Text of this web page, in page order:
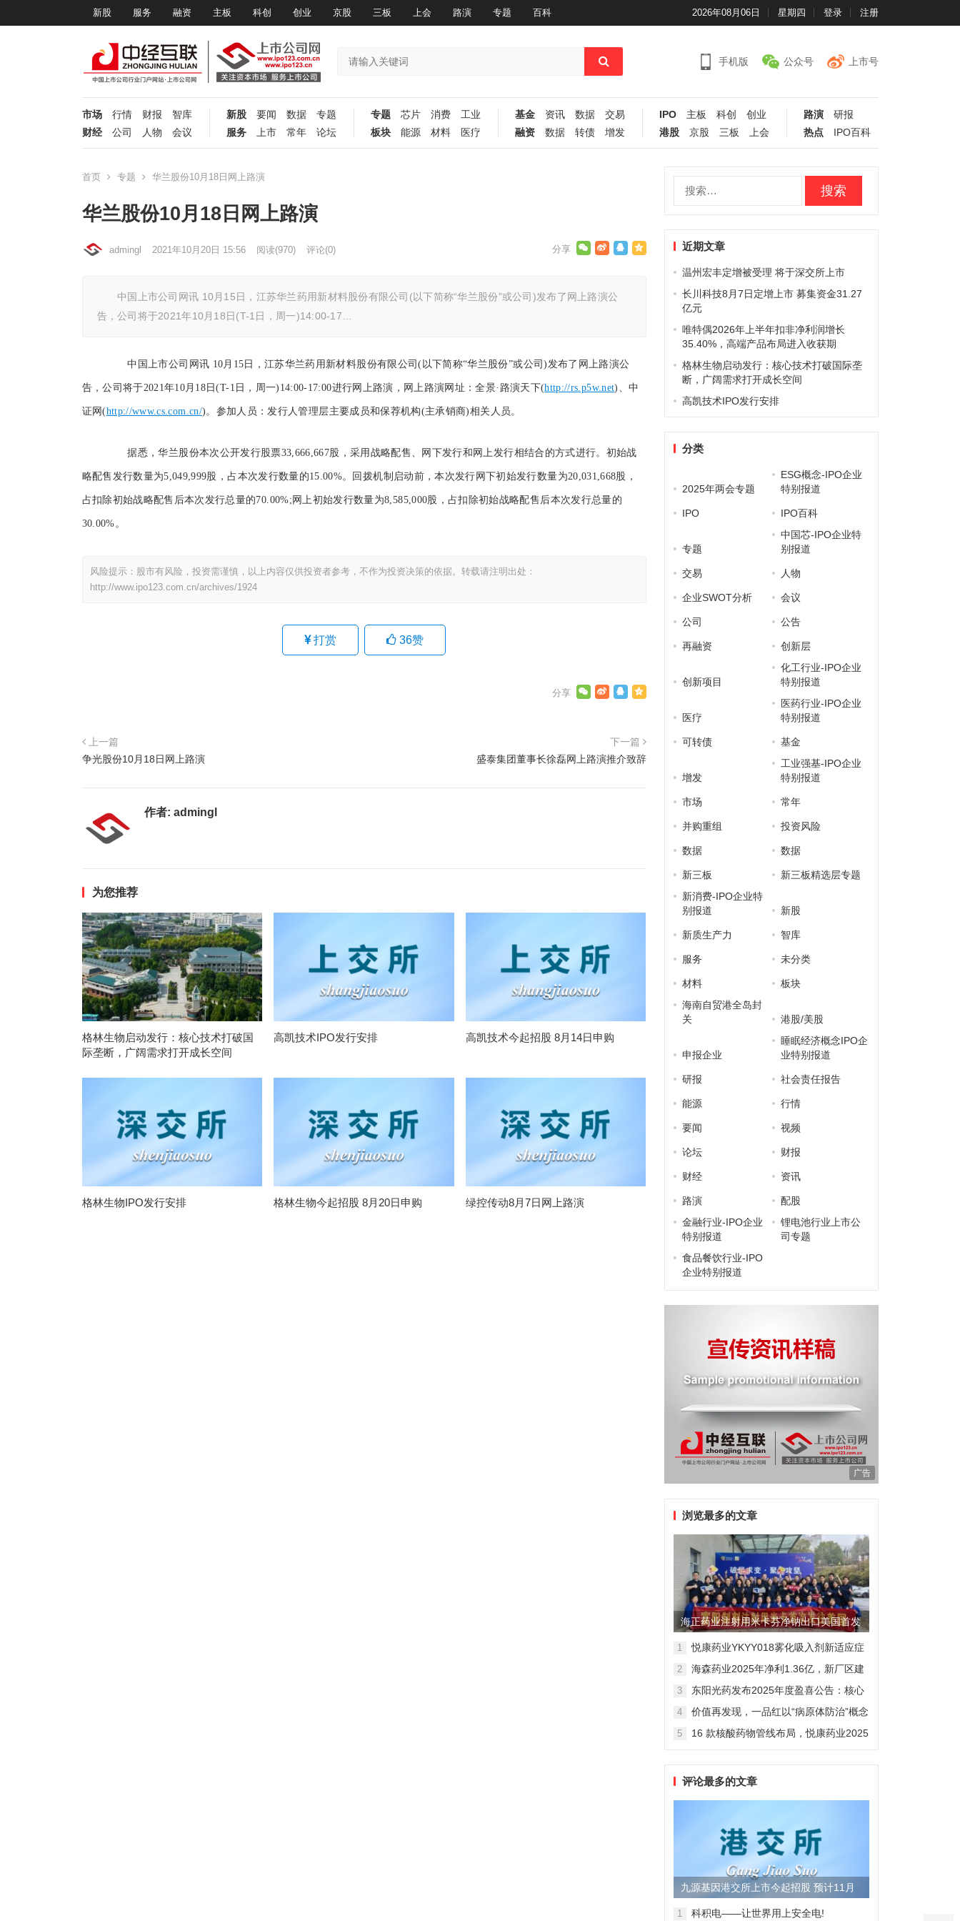
新股 服务 融资 主板 科创 创业 京股 三板 上会 路演 专题 百科 2026年08月06日 星期四 登录 注册
手机版 公众号 上市号
市场 行情 财报
智库
财经
公司 人物 会议
新股 要闻 数据
专题
服务
上市 常年 论坛
专题 芯片 消费
工业
板块
能源 材料 医疗
基金 资讯 数据
交易
融资
数据 转债 增发
IPO 主板 科创
创业
港股
京股 三板 上会
路演
研报
热点
IPO百科
首页 专题 华兰股份10月18日网上路演
华兰股份10月18日网上路演
admingl 2021年10月20日 15:56 阅读(970) 评论(0)
中国上市公司网讯 10月15日，江苏华兰药用新材料股份有限公司(以下简称“华兰股份”或公司)发布了网上路演公
告，公司将于2021年10月18日(T-1日，周一)14:00-17…
中国上市公司网讯 10月15日，江苏华兰药用新材料股份有限公司(以下简称“华兰股份”或公司)发布了网上路演公
告，公司将于2021年10月18日(T-1日，周一)14:00-17:00进行网上路演，网上路演网址：全景·路演天下(http://rs.p5w.net)、中
证网(http://www.cs.com.cn/)。参加人员：发行人管理层主要成员和保荐机构(主承销商)相关人员。
据悉，华兰股份本次公开发行股票33,666,667股，采用战略配售、网下发行和网上发行相结合的方式进行。初始战
略配售发行数量为5,049,999股，占本次发行数量的15.00%。回拨机制启动前，本次发行网下初始发行数量为20,031,668股，
占扣除初始战略配售后本次发行总量的70.00%;网上初始发行数量为8,585,000股，占扣除初始战略配售后本次发行总量的
30.00%。
风险提示：股市有风险，投资需谨慎，以上内容仅供投资者参考，不作为投资决策的依据。转载请注明出处：
http://www.ipo123.com.cn/archives/1924
打赏 36赞
上一篇
争光股份10月18日网上路演
下一篇
盛泰集团董事长徐磊网上路演推介致辞
作者: admingl
为您推荐
格林生物启动发行：核心技术打破国
际垄断，广阔需求打开成长空间
高凯技术IPO发行安排 高凯技术今起招股 8月14日申购
格林生物IPO发行安排 格林生物今起招股 8月20日申购 绿控传动8月7日网上路演
近期文章
温州宏丰定增被受理 将于深交所上市
长川科技8月7日定增上市 募集资金31.27
亿元
唯特偶2026年上半年扣非净利润增长
35.40%，高端产品布局进入收获期
格林生物启动发行：核心技术打破国际垄
断，广阔需求打开成长空间
高凯技术IPO发行安排
分类
2025年两会专题
ESG概念-IPO企业
特别报道
IPO IPO百科
专题
中国芯-IPO企业特
别报道
交易 人物
企业SWOT分析 会议
公司 公告
再融资 创新层
创新项目
化工行业-IPO企业
特别报道
医疗
医药行业-IPO企业
特别报道
可转债 基金
增发
工业强基-IPO企业
特别报道
市场 常年
并购重组 投资风险
数据 数据
新三板
新三板精选层专题
新消费-IPO企业特
别报道
新股
新质生产力 智库
服务 未分类
材料
板块
海南自贸港全岛封
关
港股/美股
申报企业
睡眠经济概念IPO企
业特别报道
研报 社会责任报告
能源 行情
要闻 视频
论坛 财报
财经 资讯
路演
配股
金融行业-IPO企业
特别报道
锂电池行业上市公
司专题
食品餐饮行业-IPO
企业特别报道
广告
浏览最多的文章
海正药业注射用米卡芬净钠出口美国首发
制剂全球化迈出关键一步
1
悦康药业YKYY018雾化吸入剂新适应症
感染防治
2
海森药业2025年净利1.36亿，新厂区建
3
东阳光药发布2025年度盈喜公告：核心
维度
4
价值再发现，一品红以“病原体防治”概念
5
16 款核酸药物管线布局，悦康药业2025
评论最多的文章
九源基因港交所上市今起招股 预计11月
28日上市
1 科积电——让世界用上安全电!